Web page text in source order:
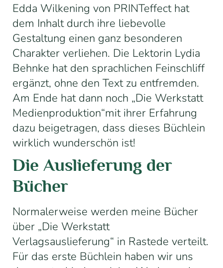
Edda Wilkening von PRINTeffecthat
dem Inhalt durch ihre liebevolle
Gestaltung einen ganz besonderen
Charakter verliehen. Die Lektorin Lydia
Behnke hat den sprachlichen Feinschliff
ergänzt, ohne den Text zu entfremden.
Am Ende hat dann noch „Die Werkstatt
Medienproduktion“mit ihrer Erfahrung
dazu beigetragen, dass dieses Büchlein
wirklich wunderschön ist!
Die Auslieferung der
Bücher
Normalerweise werden meine Bücher
über „Die Werkstatt
Verlagsauslieferung“ in Rastede verteilt.
Für das erste Büchlein haben wir uns